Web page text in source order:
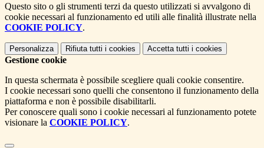
Questo sito o gli strumenti terzi da questo utilizzati si avvalgono di
cookie necessari al funzionamento ed utili alle finalità illustrate nella
COOKIE POLICY.
Personalizza Rifiuta tutti i cookies Accetta tutti i cookies
Gestione cookie
In questa schermata è possibile scegliere quali cookie consentire.
I cookie necessari sono quelli che consentono il funzionamento della
piattaforma e non è possibile disabilitarli.
Per conoscere quali sono i cookie necessari al funzionamento potete
visionare la COOKIE POLICY.